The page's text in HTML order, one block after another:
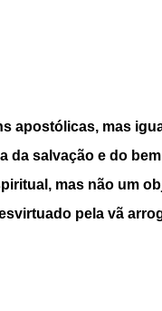
apostólicas, mas
da salvação e do
mas não um
pela vã